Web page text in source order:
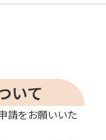
いて
請をお願いいた